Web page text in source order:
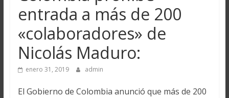
entrada a más de 200
«colaboradores» de
Nicolás Maduro:
enero 31, 2019 admin
El Gobierno de Colombia anunció que más de 200